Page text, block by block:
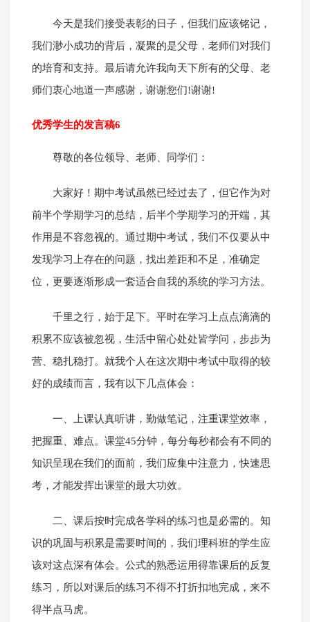
今天是我们接受表彰的日子，但我们应该铭记，
我们渺小成功的背后，凝聚的是父母，老师们对我们
的培育和支持。最后请允许我向天下所有的父母、老
师们衷心地道一声感谢，谢谢您们!谢谢!
优秀学生的发言稿6
尊敬的各位领导、老师、同学们：
大家好！期中考试虽然已经过去了，但它作为对
前半个学期学习的总结，后半个学期学习的开端，其
作用是不容忽视的。通过期中考试，我们不仅要从中
发现学习上存在的问题，找出差距和不足，准确定
位，更要逐渐形成一套适合自我的系统的学习方法。
千里之行，始于足下。平时在学习上点点滴滴的
积累不应该被忽视，生活中留心处处皆学问，步步为
营、稳扎稳打。就我个人在这次期中考试中取得的较
好的成绩而言，我有以下几点体会：
一、上课认真听讲，勤做笔记，注重课堂效率，
把握重、难点。课堂45分钟，每分每秒都会有不同的
知识呈现在我们的面前，我们应集中注意力，快速思
考，才能发挥出课堂的最大功效。
二、课后按时完成各学科的练习也是必需的。知
识的巩固与积累是需要时间的，我们理科班的学生应
该对这点深有体会。公式的熟悉运用得靠课后的反复
练习，所以对课后的练习不得不打折扣地完成，来不
得半点马虎。